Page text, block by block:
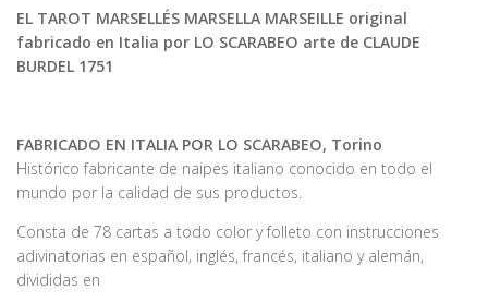
BURDEL
1751
cantidad
EL TAROT MARSELLÉS MARSELLA MARSEILLE original
fabricado en Italia por LO SCARABEO arte de CLAUDE
BURDEL 1751
FABRICADO EN ITALIA POR LO SCARABEO, Torino
Histórico fabricante de naipes italiano conocido en todo el
mundo por la calidad de sus productos.
Consta de 78 cartas a todo color y folleto con instrucciones
adivinatorias en español, inglés, francés, italiano y alemán,
divididas en